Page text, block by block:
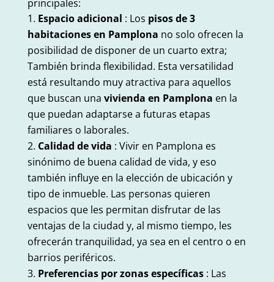
principales:
Espacio adicional : Los pisos de 3
habitaciones en Pamplona no solo ofrecen la
posibilidad de disponer de un cuarto extra;
También brinda flexibilidad. Esta versatilidad
está resultando muy atractiva para aquellos
que buscan una vivienda en Pamplona en la
que puedan adaptarse a futuras etapas
familiares o laborales.
Calidad de vida : Vivir en Pamplona es
sinónimo de buena calidad de vida, y eso
también influye en la elección de ubicación y
tipo de inmueble. Las personas quieren
espacios que les permitan disfrutar de las
ventajas de la ciudad y, al mismo tiempo, les
ofrecerán tranquilidad, ya sea en el centro o en
barrios periféricos.
Preferencias por zonas específicas: Las